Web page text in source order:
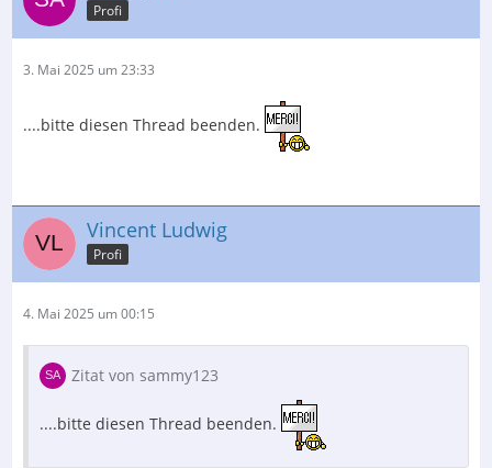
Profi
3. Mai 2025 um 23:33
....bitte diesen Thread beenden.
Vincent Ludwig
Profi
4. Mai 2025 um 00:15
Zitat von sammy123
....bitte diesen Thread beenden.